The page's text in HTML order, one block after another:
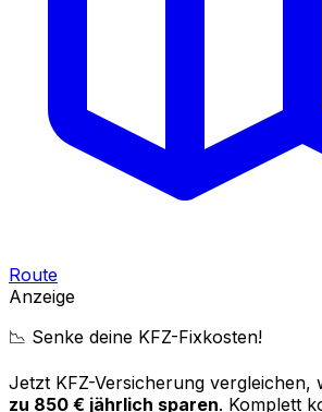
Route
Anzeige
📉 Senke deine KFZ-Fixkosten!
Jetzt KFZ-Versicherung vergleichen,
zu 850 € jährlich sparen. Komplett